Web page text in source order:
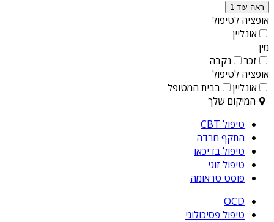
ראה עוד 1
אופציה לטיפול
אונליין
מין
זכר
נקבה
אופציה לטיפול
אונליין
בבית המטופל
המיקום שלך
טיפול CBT
התקף חרדה
טיפול בדיכאו
טיפול זוגי
פוסט טראומה
OCD
טיפול פסיכולוגי